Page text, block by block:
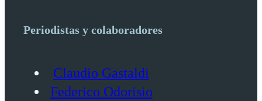
Periodistas y colaboradores
Claudio Gastaldi
Federico Odorisio